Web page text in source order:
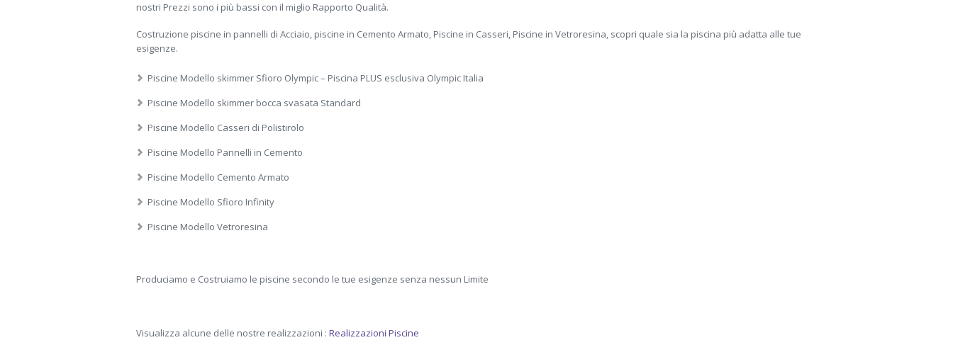
nostri Prezzi sono i più bassi con il miglio Rapporto Qualità.
Costruzione piscine in pannelli di Acciaio, piscine in Cemento Armato, Piscine in Casseri, Piscine in Vetroresina, scopri quale sia la piscina più adatta alle tue
esigenze.
Piscine Modello skimmer Sfioro Olympic – Piscina PLUS esclusiva Olympic Italia
Piscine Modello skimmer bocca svasata Standard
Piscine Modello Casseri di Polistirolo
Piscine Modello Pannelli in Cemento
Piscine Modello Cemento Armato
Piscine Modello Sfioro Infinity
Piscine Modello Vetroresina
Produciamo e Costruiamo le piscine secondo le tue esigenze senza nessun Limite
Visualizza alcune delle nostre realizzazioni : Realizzazioni Piscine